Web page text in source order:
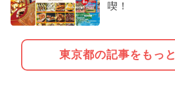
喫！
東京都の記事をもっ